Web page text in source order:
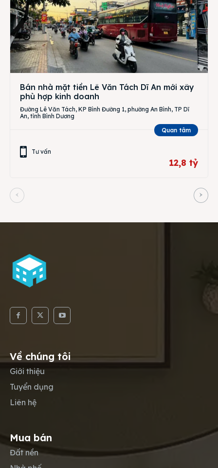
Bán nhà mặt tiền Lê Văn Tách Dĩ An mới xây
phù hợp kinh doanh
Đường Lê Văn Tách, KP Bình Đường 1, phường An Bình, TP Dĩ
An, tỉnh Bình Dương
Quan tâm
Tư vấn
12,8 tỷ
Về chúng tôi
Giới thiệu
Tuyển dụng
Liên hệ
Mua bán
Đất nền